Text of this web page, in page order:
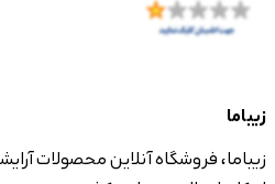
زیباما
زیباما، فروشگاه آنلاین محصولات